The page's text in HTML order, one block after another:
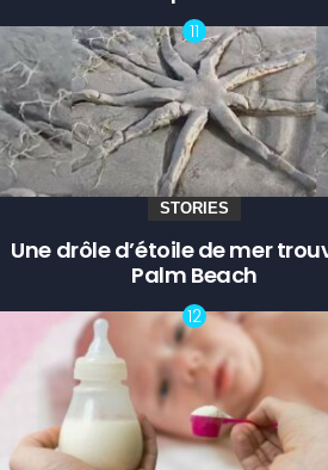
STORIES
Une drôle d’étoile de mer
Palm Beach